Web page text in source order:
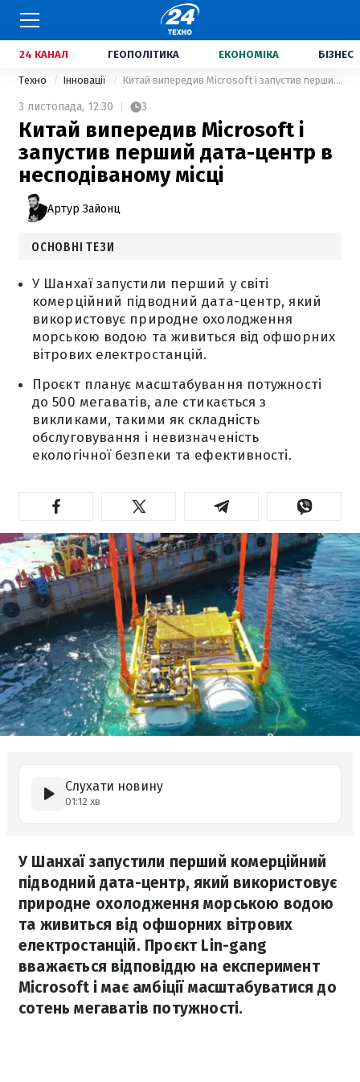
24 КАНАЛ ГЕОПОЛІТИКА ЕКОНОМІКА БІЗНЕС
Техно Інновації Китай випередив Microsoft і запустив перший дата-центр в несподіваному місці
3 листопада, 12:30 3
Китай випередив Microsoft і
запустив перший дата-центр в
несподіваному місці
Артур Зайонц
ОСНОВНІ ТЕЗИ
У Шанхаї запустили перший у світі
комерційний підводний дата-центр, який
використовує природне охолодження
морською водою та живиться від офшорних
вітрових електростанцій.
Проєкт планує масштабування потужності
до 500 мегаватів, але стикається з
викликами, такими як складність
обслуговування і невизначеність
екологічної безпеки та ефективності.
Слухати новину
01:12 хв
У Шанхаї запустили перший комерційний
підводний дата-центр, який використовує
природне охолодження морською водою
та живиться від офшорних вітрових
електростанцій. Проєкт Lin-gang
вважається відповіддю на експеримент
Microsoft і має амбіції масштабуватися до
сотень мегаватів потужності.